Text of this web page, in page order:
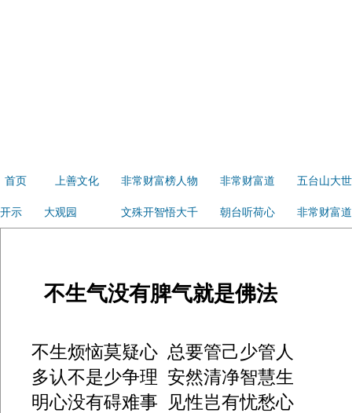
首页 上善文化 非常财富榜人物 非常财富道 五台山大
开示 大观园 文殊开智悟大千 朝台听荷心 非常财富
不生气没有脾气就是佛法
不生烦恼莫疑心 总要管己少管人
多认不是少争理 安然清净智慧生
明心没有碍难事
见性岂有忧愁心